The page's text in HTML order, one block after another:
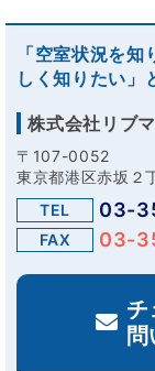
「空室状況を
しく知りたい」
株式会社リブ
〒107-0052
東京都港区赤坂２
TEL
03-
FAX 03-
チ
問